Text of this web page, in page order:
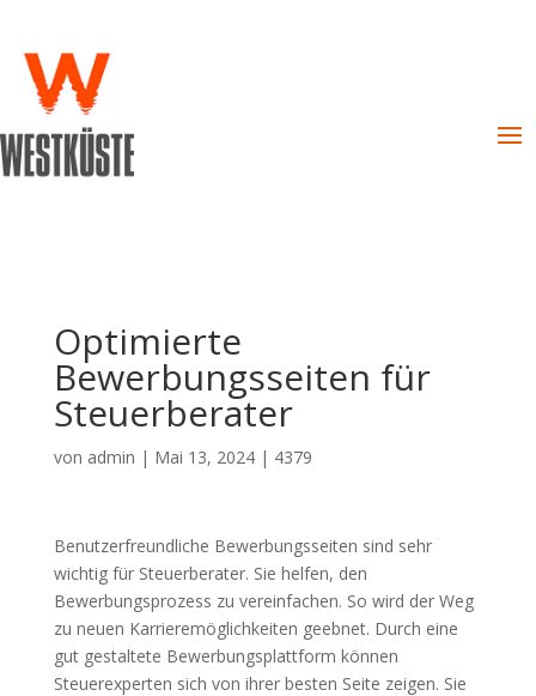
Optimierte
Bewerbungsseiten für
Steuerberater
von admin | Mai 13, 2024| 4379
Benutzerfreundliche Bewerbungsseiten sind sehr
wichtig für Steuerberater. Sie helfen, den
Bewerbungsprozess zu vereinfachen. So wird der Weg
zu neuen Karrieremöglichkeiten geebnet. Durch eine
gut gestaltete Bewerbungsplattform können
Steuerexperten sich von ihrer besten Seite zeigen. Sie